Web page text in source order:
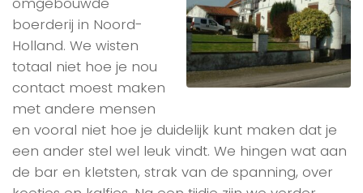
boerderij in Noord-
Holland. We wisten
totaal niet hoe je nou
contact moest maken
met andere mensen
en vooral niet hoe je duidelijk kunt maken dat je
een ander stel wel leuk vindt. We hingen wat aan
de bar en kletsten, strak van de spanning, over